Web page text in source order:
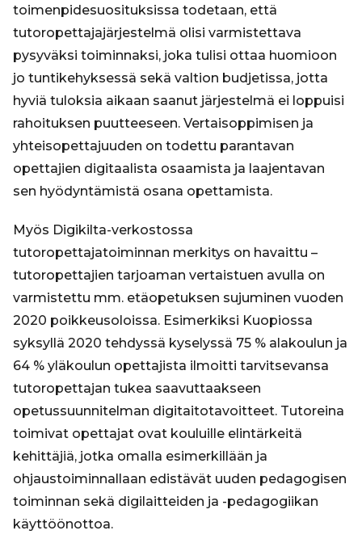
toimenpidesuosituksissa todetaan, että
tutoropettajajärjestelmä olisi varmistettava
pysyväksi toiminnaksi, joka tulisi ottaa huomioon
jo tuntikehyksessä sekä valtion budjetissa, jotta
hyviä tuloksia aikaan saanut järjestelmä ei loppuisi
rahoituksen puutteeseen. Vertaisoppimisen ja
yhteisopettajuuden on todettu parantavan
opettajien digitaalista osaamista ja laajentavan
sen hyödyntämistä osana opettamista.
Myös Digikilta-verkostossa
tutoropettajatoiminnan merkitys on havaittu –
tutoropettajien tarjoaman vertaistuen avulla on
varmistettu mm. etäopetuksen sujuminen vuoden
2020 poikkeusoloissa. Esimerkiksi Kuopiossa
syksyllä 2020 tehdyssä kyselyssä 75 % alakoulun ja
64 % yläkoulun opettajista ilmoitti tarvitsevansa
tutoropettajan tukea saavuttaakseen
opetussuunnitelman digitaitotavoitteet. Tutoreina
toimivat opettajat ovat kouluille elintärkeitä
kehittäjiä, jotka omalla esimerkillään ja
ohjaustoiminnallaan edistävät uuden pedagogisen
toiminnan sekä digilaitteiden ja -pedagogiikan
käyttöönottoa.